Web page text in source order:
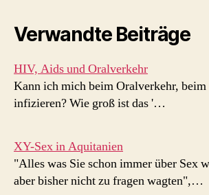
Verwandte Beiträge
HIV, Aids und Oralverkehr
Kann ich mich beim Oralverkehr,
infizieren? Wie groß ist das '…
XY-Sex in Aquitanien
"Alles was Sie schon immer über Sex
aber bisher nicht zu fragen wagten",…